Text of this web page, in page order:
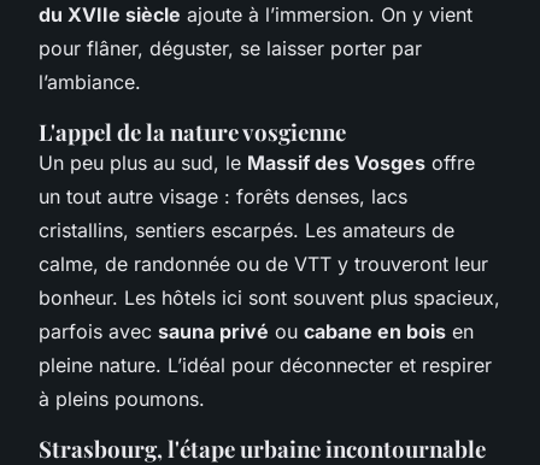
du XVIIe siècle ajoute à l’immersion. On y vient
pour flâner, déguster, se laisser porter par
l’ambiance.
L'appel de la nature vosgienne
Un peu plus au sud, le Massif des Vosges offre
un tout autre visage : forêts denses, lacs
cristallins, sentiers escarpés. Les amateurs de
calme, de randonnée ou de VTT y trouveront leur
bonheur. Les hôtels ici sont souvent plus spacieux,
parfois avec sauna privé ou cabane en bois en
pleine nature. L’idéal pour déconnecter et respirer
à pleins poumons.
Strasbourg, l'étape urbaine incontournable